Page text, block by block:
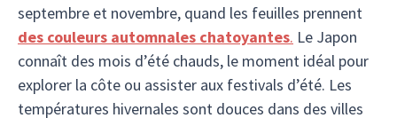
septembre et novembre, quand les feuilles prennent
des couleurs automnales chatoyantes. Le Japon
connaît des mois d’été chauds, le moment idéal pour
explorer la côte ou assister aux festivals d’été. Les
températures hivernales sont douces dans des villes